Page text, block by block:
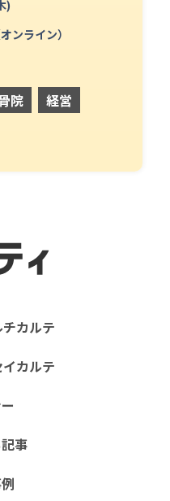
)
ンライン）
院
経営
カルテ
カルテ
事